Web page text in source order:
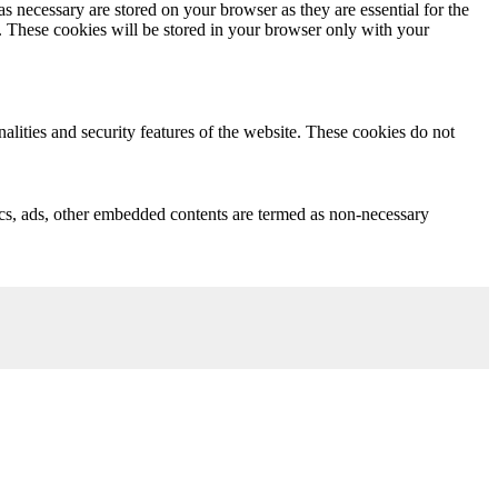
are stored on your browser as they are essential for the
These cookies will be stored in your browser only with your
and security features of the website. These cookies do not
other embedded contents are termed as non-necessary